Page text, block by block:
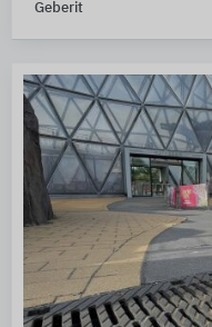
Geberit